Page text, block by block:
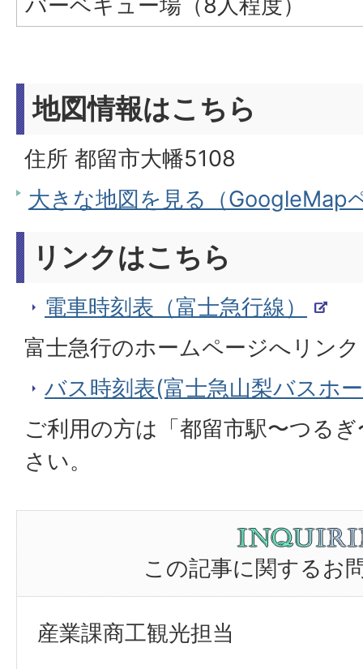
地図情報はこちら
住所 都留市大幡5108
大きな地図を見る（GoogleMap
リンクはこちら
電車時刻表（富士急行線）
富士急行のホームページへリン
バス時刻表(富士急山梨バスホ
ご利用の方は「都留市駅〜つる
さい。
この記事に関するお
産業課商工観光担当